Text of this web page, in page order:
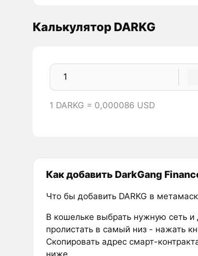
Калькулятор DARKG
1 DARKG = 0,000086 USD
Как добавить DarkGang
Что бы добавить DARKG в
В кошельке выбрать нужную сеть и
пролистать в самый низ - нажать
Скопировать адрес смарт-